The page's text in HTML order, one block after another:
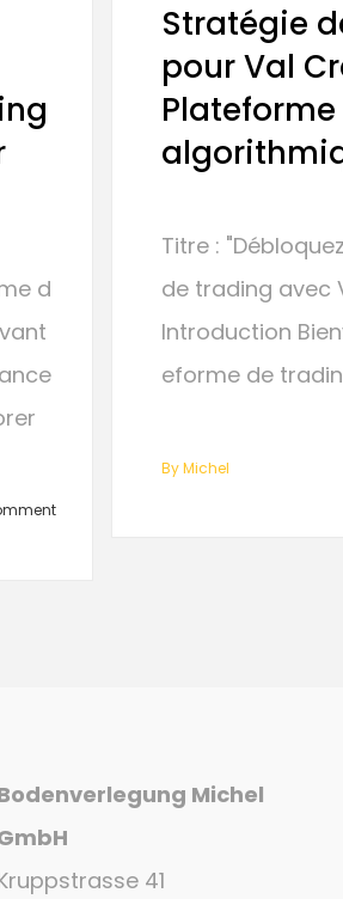
d
Stratégie
pour Val
Titre :
de trading avec
Introduction
eforme de
By Michel
Michel
41